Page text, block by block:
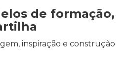
de formação,
inspiração e construção